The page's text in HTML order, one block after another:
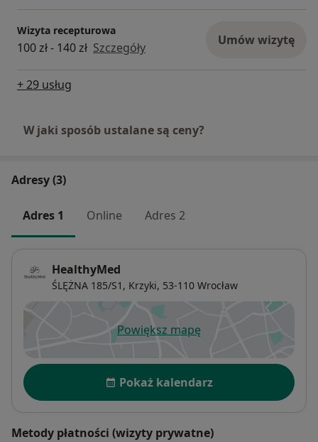
Wizyta recepturowa
100 zł - 140 zł Szczegóły Umów wizytę
+ 29 usług
W jaki sposób ustalane są ceny?
Adresy (3)
Adres 1 Online Adres 2
HealthyMed
ŚLĘŻNA 185/S1, Krzyki, 53-110 Wrocław
Powiększ mapęotwiera się w nowej karcie
Dostępność
Pokaż kalendarz
Metody płatności (wizyty prywatne)